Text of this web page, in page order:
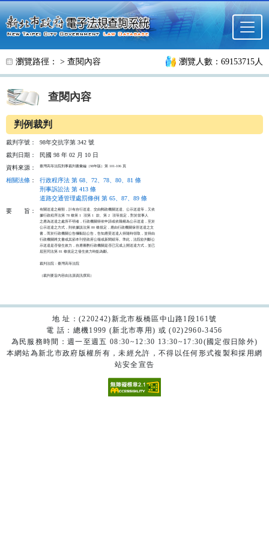
跳至主要內容
瀏覽路徑： > 查閱內容 瀏覽人數：69153715人
查閱內容
判例裁判
裁判字號：
98年交抗字第 342 號
裁判日期：
民國 98 年 02 月 10 日
資料來源：
臺灣高等法院刑事裁判書彙編（98年版）第 101-106 頁
相關法條 ：
行政程序法 第 68、72、78、80、81 條
刑事訴訟法 第 413 條
道路交通管理處罰條例 第 65、87、89 條
要
旨：
有關送達之種類，計有自行送達、交由郵政機關送達、公示送達等，又依
據行政程序法第 78 條第 1  項第 1  款、第 2  項等規定，對於當事人
之應為送達之處所不明者，行政機關得依申請或依職權為公示送達，至於
公示送達之方式，則依據該法第 80 條規定，應由行政機關保管送達之文
書，而於行政機關公告欄黏貼公告，告知應受送達人得隨時領取，並得由
行政機關將文書或其節本刊登政府公報或新聞紙等。準此，法院欲判斷公
示送達是否發生效力，自應審酌行政機關是否已完成上開送達方式，並已
屆至同法第 81 條規定之發生效力時點為斷。
裁判法院：臺灣高等法院
（裁判要旨內容由法源資訊撰寫）
地 址：(220242)新北市板橋區中山路1段161號
電 話：總機1999 (新北市專用) 或 (02)2960-3456
為民服務時間：週一至週五 08:30~12:30 13:30~17:30(國定假日除外)
本網站為新北市政府版權所有，未經允許，不得以任何形式複製和採用網
站安全宣告